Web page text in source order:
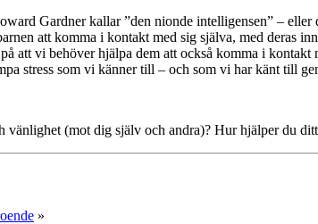
Gardner kallar ”den nionde intelligensen” –
att komma i kontakt med sig själva, med deras
att vi behöver hjälpa dem att också komma i
stress som vi känner till – och som vi har känt till
(mot dig själv och andra)? Hur hjälper du
»